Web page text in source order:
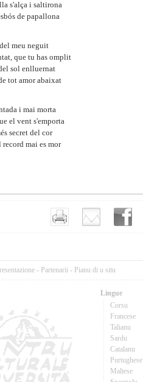
s'alça i saltirona
de papallona
meu neguit
que tu has omplit
sol enlluernat
tot amor abaixat
i mai morta
el vent s'emporta
secret del cor
record mai es mor
- Partenarii - Pianu di u situ
Lingue
Corsu
Francese
Talianu
Sardu
Catalanu
Purtughese
Maltese